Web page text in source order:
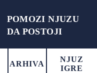
POMOZI NJUZU
DA POSTOJI
ARHIVA
NJUZ
IGRE